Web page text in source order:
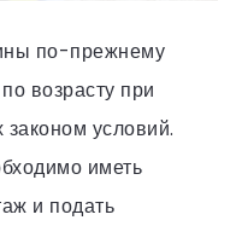
по-прежнему
возрасту при
условий.
иметь
и подать